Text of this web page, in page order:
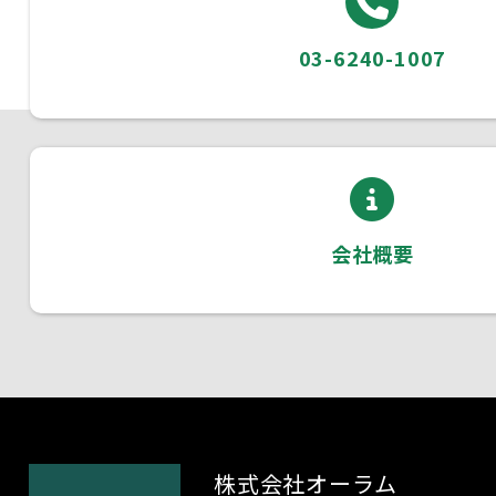
03-6240-1007
会社概要
株式会社オーラム